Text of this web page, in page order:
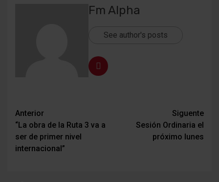
Fm Alpha
See author's posts
Navegación
de
entradas
Anterior
“La obra de la Ruta 3 va a
ser de primer nivel
internacional”
Siguente
Sesión Ordinaria el
próximo lunes